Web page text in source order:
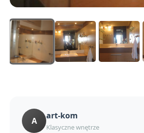
A art-kom
Klasyczne wnętrze